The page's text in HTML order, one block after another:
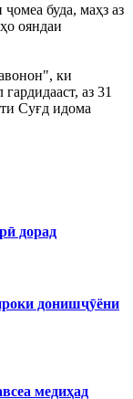
буда, маҳз аз
ояндаи
ки
аз 31
Суғд идома
дорад
донишҷӯёни
медиҳад